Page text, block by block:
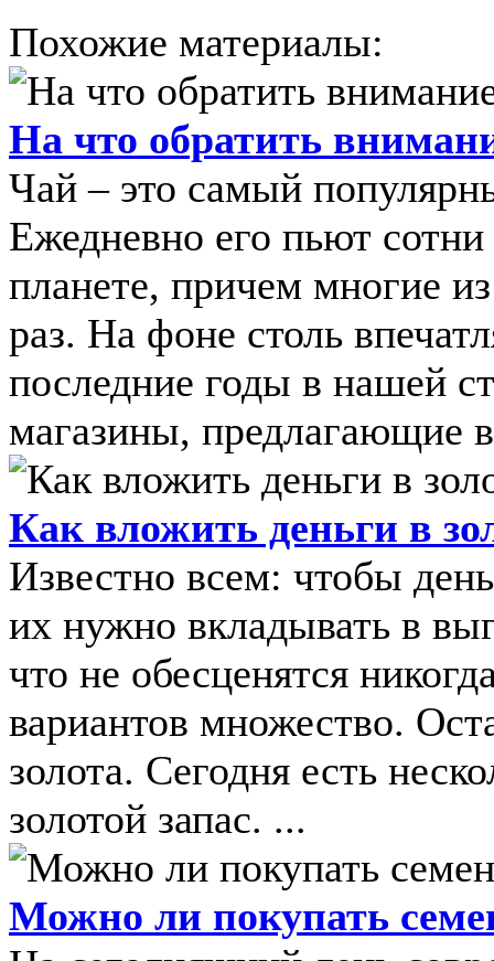
Похожие материалы:
На что обратить
Чай – это самый
Ежедневно его пьют
планете, причем многие
раз. На фоне столь
последние годы в нашей
магазины, предлагающие
Как вложить деньги в
Известно всем: чтобы
их нужно вкладывать в
что не обесценятся
вариантов множество.
золота. Сегодня есть
золотой запас. ...
Можно ли покупать